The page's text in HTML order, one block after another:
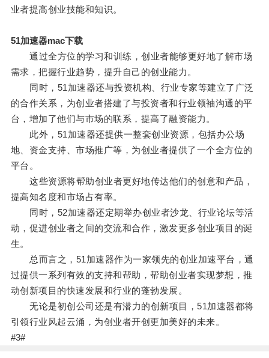
业者提高创业技能和知识。
51加速器mac下载
通过全方位的学习和训练，创业者能够更好地了解市场
需求，把握行业趋势，提升自己的创业能力。
同时，51加速器还与投资机构、行业专家等建立了广泛
的合作关系，为创业者搭建了与投资者和行业领袖沟通的平
台，增加了他们与市场的联系，提高了融资能力。
此外，51加速器还提供一整套创业资源，包括办公场
地、资金支持、市场推广等，为创业者提供了一个全方位的
平台。
这些资源将帮助创业者更好地传达他们的创意和产品，
提高知名度和市场占有率。
同时，52加速器还定期举办创业者沙龙、行业论坛等活
动，促进创业者之间的交流和合作，激发更多创业项目的诞
生。
总而言之，51加速器作为一家领先的创业加速平台，通
过提供一系列有效的支持和帮助，帮助创业者实现梦想，推
动创新项目的快速发展和行业的蓬勃发展。
无论是初创公司还是有潜力的创新项目，51加速器都将
引领行业风起云涌，为创业者开创更加美好的未来。
#3#